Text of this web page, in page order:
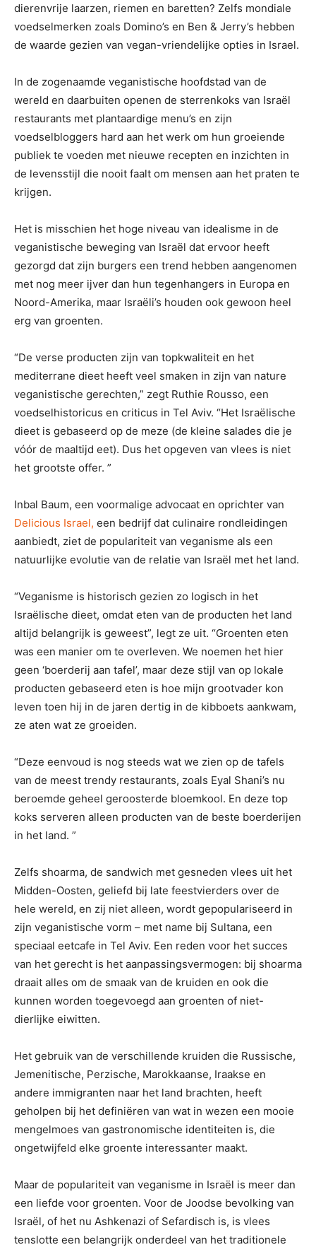
dierenvrije laarzen, riemen en baretten? Zelfs mondiale
voedselmerken zoals Domino’s en Ben & Jerry’s hebben
de waarde gezien van vegan-vriendelijke opties in Israel.
In de zogenaamde veganistische hoofdstad van de
wereld en daarbuiten openen de sterrenkoks van Israël
restaurants met plantaardige menu’s en zijn
voedselbloggers hard aan het werk om hun groeiende
publiek te voeden met nieuwe recepten en inzichten in
de levensstijl die nooit faalt om mensen aan het praten te
krijgen.
Het is misschien het hoge niveau van idealisme in de
veganistische beweging van Israël dat ervoor heeft
gezorgd dat zijn burgers een trend hebben aangenomen
met nog meer ijver dan hun tegenhangers in Europa en
Noord-Amerika, maar Israëli’s houden ook gewoon heel
erg van groenten.
“De verse producten zijn van topkwaliteit en het
mediterrane dieet heeft veel smaken in zijn van nature
veganistische gerechten,” zegt Ruthie Rousso, een
voedselhistoricus en criticus in Tel Aviv. “Het Israëlische
dieet is gebaseerd op de meze (de kleine salades die je
vóór de maaltijd eet). Dus het opgeven van vlees is niet
het grootste offer. ”
Inbal Baum, een voormalige advocaat en oprichter van
Delicious Israel, een bedrijf dat culinaire rondleidingen
aanbiedt, ziet de populariteit van veganisme als een
natuurlijke evolutie van de relatie van Israël met het land.
“Veganisme is historisch gezien zo logisch in het
Israëlische dieet, omdat eten van de producten het land
altijd belangrijk is geweest”, legt ze uit. “Groenten eten
was een manier om te overleven. We noemen het hier
geen ‘boerderij aan tafel’, maar deze stijl van op lokale
producten gebaseerd eten is hoe mijn grootvader kon
leven toen hij in de jaren dertig in de kibboets aankwam,
ze aten wat ze groeiden.
“Deze eenvoud is nog steeds wat we zien op de tafels
van de meest trendy restaurants, zoals Eyal Shani’s nu
beroemde geheel geroosterde bloemkool. En deze top
koks serveren alleen producten van de beste boerderijen
in het land. ”
Zelfs shoarma, de sandwich met gesneden vlees uit het
Midden-Oosten, geliefd bij late feestvierders over de
hele wereld, en zij niet alleen, wordt gepopulariseerd in
zijn veganistische vorm – met name bij Sultana, een
speciaal eetcafe in Tel Aviv. Een reden voor het succes
van het gerecht is het aanpassingsvermogen: bij shoarma
draait alles om de smaak van de kruiden en ook die
kunnen worden toegevoegd aan groenten of niet-
dierlijke eiwitten.
Het gebruik van de verschillende kruiden die Russische,
Jemenitische, Perzische, Marokkaanse, Iraakse en
andere immigranten naar het land brachten, heeft
geholpen bij het definiëren van wat in wezen een mooie
mengelmoes van gastronomische identiteiten is, die
ongetwijfeld elke groente interessanter maakt.
Maar de populariteit van veganisme in Israël is meer dan
een liefde voor groenten. Voor de Joodse bevolking van
Israël, of het nu Ashkenazi of Sefardisch is, is vlees
tenslotte een belangrijk onderdeel van het traditionele